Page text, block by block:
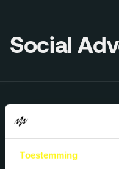
Toestemming
Social
Community